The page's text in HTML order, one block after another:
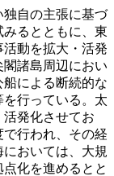
自の主張に基づ
るとともに、東
動を拡大・活発
諸島周辺におい
による断続的な
行っている。太
発化させてお
行われ、その経
おいては、大規
化を進めるとと